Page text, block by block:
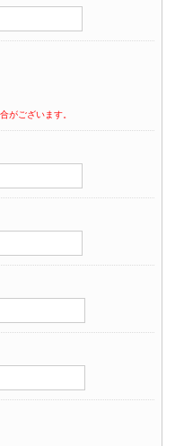
がございます。